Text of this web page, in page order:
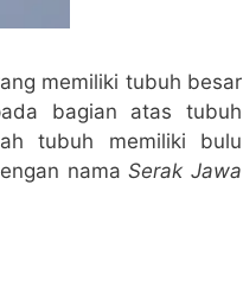
memiliki tubuh besar
bagian atas tubuh
tubuh memiliki bulu
namaSerak Jawa